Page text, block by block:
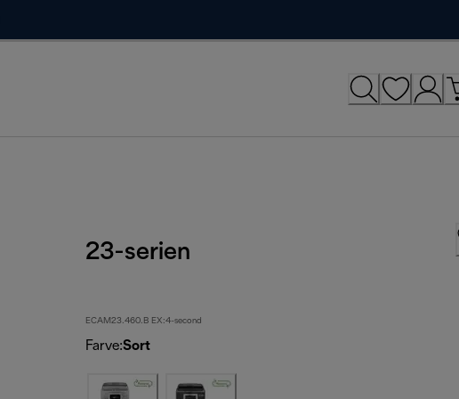
23-serien
ECAM23.460.B EX:4-second
Farve:Sort